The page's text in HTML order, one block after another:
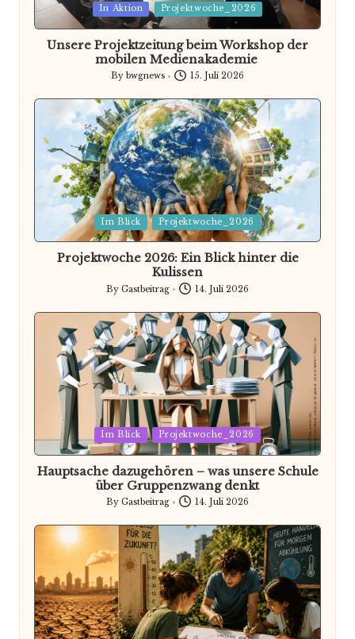
Posted
In Aktion Projektwoche_2026
Unsere Projektzeitung beim Workshop der
mobilen Medienakademie
Posted
by
By bwgnews 15. Juli 2026
Posted
Im Blick Projektwoche_2026
Projektwoche 2026: Ein Blick hinter die
Kulissen
Posted
By Gastbeitrag 14. Juli 2026
Posted
Im Blick Projektwoche_2026
Hauptsache dazugehören – was unsere Schule
über Gruppenzwang denkt
Posted
by
By Gastbeitrag 14. Juli 2026